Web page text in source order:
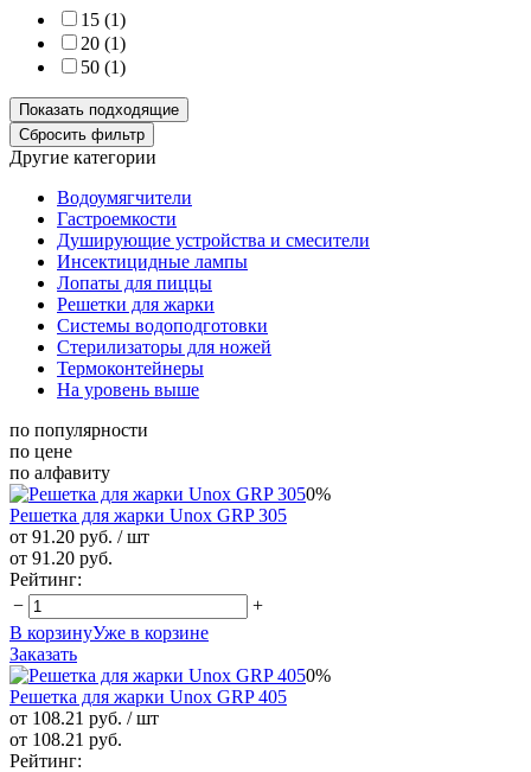
15 (1)
20 (1)
50 (1)
Другие категории
Водоумягчители
Гастроемкости
Душирующие устройства и смесители
Инсектицидные лампы
Лопаты для пиццы
Решетки для жарки
Системы водоподготовки
Стерилизаторы для ножей
Термоконтейнеры
На уровень выше
по популярности
по цене
по алфавиту
0%
Решетка для жарки Unox GRP 305
от 91.20 руб. / шт
от 91.20 руб.
Рейтинг:
−
+
В корзинуУже в корзине
Заказать
0%
Решетка для жарки Unox GRP 405
от 108.21 руб. / шт
от 108.21 руб.
Рейтинг: